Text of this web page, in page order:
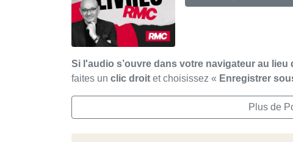
Si l'audio s’ouvre dans votre navigateur au lieu
faites un clic droit et choisissez « Enregistrer
Plus de